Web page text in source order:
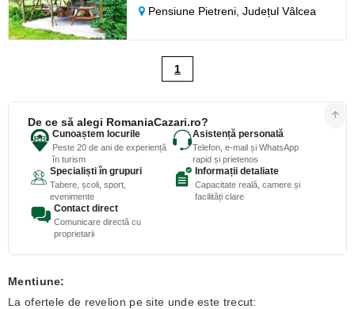
Pensiune Pietreni,Județul Vâlcea
1
De ce să alegi RomaniaCazari.ro?
Cunoaștem locurile
Peste 20 de ani de experiență
în turism
Asistență personală
Telefon, e-mail și WhatsApp
rapid și prietenos
Specialiști în grupuri
Tabere, școli, sport,
evenimente
Informații detaliate
Capacitate reală, camere și
facilități clare
Contact direct
Comunicare directă cu
proprietarii
Mentiune:
La ofertele de revelion pe site unde este trecut: